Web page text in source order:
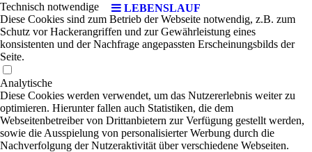
LEBENSLAUF
Technisch notwendige
Diese Cookies sind zum Betrieb der Webseite notwendig, z.B. zum
Schutz vor Hackerangriffen und zur Gewährleistung eines
konsistenten und der Nachfrage angepassten Erscheinungsbilds der
Seite.
Analytische
Diese Cookies werden verwendet, um das Nutzererlebnis weiter zu
optimieren. Hierunter fallen auch Statistiken, die dem
Webseitenbetreiber von Drittanbietern zur Verfügung gestellt werden,
sowie die Ausspielung von personalisierter Werbung durch die
Nachverfolgung der Nutzeraktivität über verschiedene Webseiten.